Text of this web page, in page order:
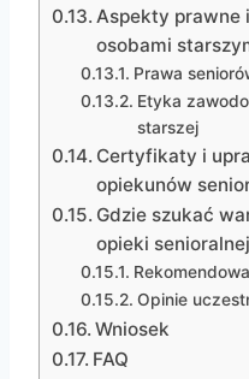
Aspekty prawne
osobami
Prawa
Etyka
starszej
Certyfikaty i
opiekunów
Gdzie szukać
opieki senioralnej
Opinie
Wniosek
FAQ